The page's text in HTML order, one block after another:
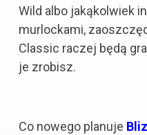
Wild albo jakąkolwiek
murlockami,
Classic raczej będą
je zrobisz.
Co nowego planuje